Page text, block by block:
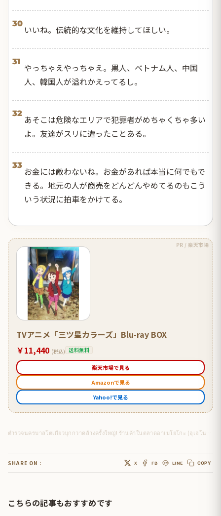
30
いいね。伝統的な文化を維持してほしい。
31
やっちゃえやっちゃえ。黒人、ベトナム人、中国
人、韓国人が溢れかえってるし。
32
あそこは危険なエリアで犯罪者がめちゃくちゃ多い
よ。友達がスリに遭ったことある。
33
お金には敵わないね。お金があれば本当に何でもで
きる。地元の人が商売をどんどんやめてるのもこう
いう状況に拍車をかけてる。
PR / 楽天市場
TVアニメ「三ツ星カラーズ」Blu-ray BOX
￥11,440 (税込) 送料無料
楽天市場で見る
Amazonで見る
Yahoo!で見る
ตำรวจนครบาลโตเกียวบุกกวาดล้างครั้งใหญ่! ร้านค้าในตลาดอาเมโยโกะ (อุเอโนะ) เกือบครึ่งเป็นของต่างชาติ เผยไม่ค่อยสุงสิงกับคนท้องถิ่น”
SHARE ON : X FB LINE COPY
こちらの記事もおすすめです